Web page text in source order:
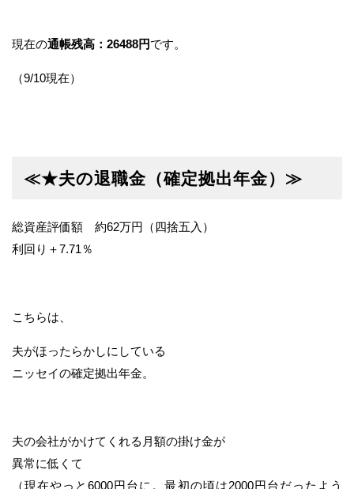
現在の通帳残高：26488円です。
（9/10現在）
≪★夫の退職金（確定拠出年金）≫
総資産評価額 約62万円（四捨五入）
利回り＋7.71％
こちらは、
夫がほったらかしにしている
ニッセイの確定拠出年金。
夫の会社がかけてくれる月額の掛け金が
異常に低くて
（現在やっと6000円台に。最初の頃は2000円台だったよう